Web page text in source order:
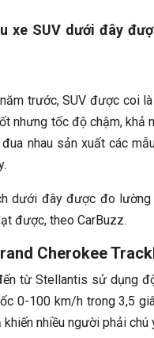
xe SUV dưới đây
trước, SUV được coi
nhưng tốc độ chậm, khả
đua nhau sản xuất các
dưới đây được đo
được, theo CarBuzz.
Cherokee
từ Stellantis sử dụng
0-100 km/h trong 3,5
nhiều người phải chú